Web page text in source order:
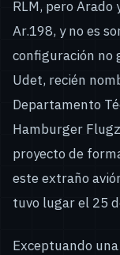
RLM, pero
Ar.198, y no es
configuración no
Udet, recién
Departamento
Hamburger
proyecto de
este extraño
tuvo lugar el 25
Exceptuando